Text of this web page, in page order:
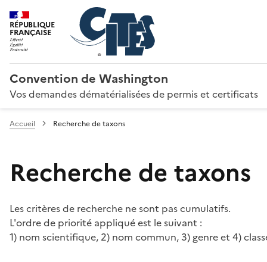
RÉPUBLIQUE
FRANÇAISE
Convention de Washington
Vos demandes dématérialisées de permis et certificats
Accueil Recherche de taxons
Recherche de taxons
Les critères de recherche ne sont pas cumulatifs.
L'ordre de priorité appliqué est le suivant :
1) nom scientifique, 2) nom commun, 3) genre et 4)